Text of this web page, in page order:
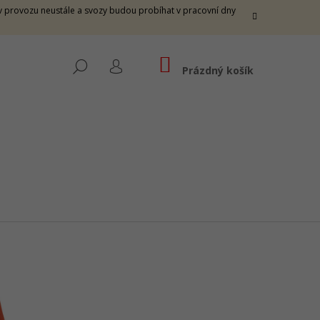
v provozu neustále a svozy budou probíhat v pracovní dny
HLEDAT
PŘIHLÁŠENÍ
NÁKUPNÍ
KOŠÍK
Prázdný košík